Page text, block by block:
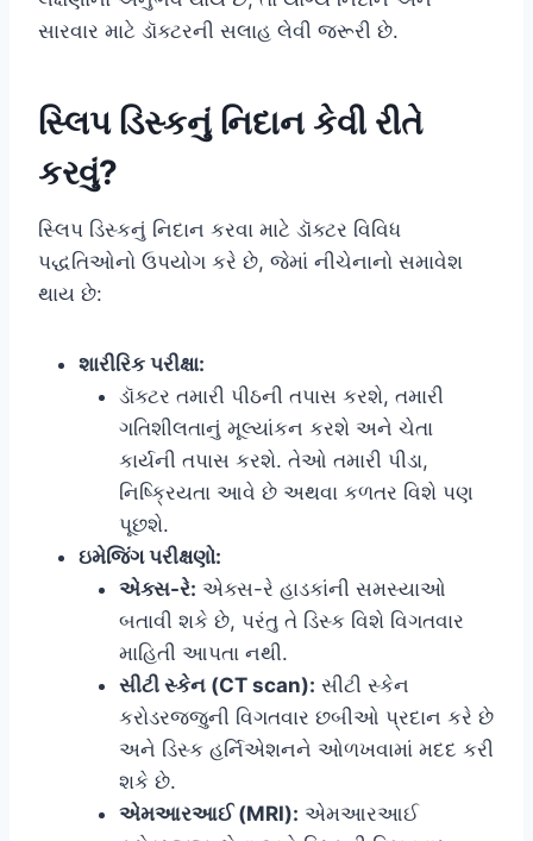
સારવાર માટે ડૉક્ટરની સલાહ લેવી જરૂરી છે.
સ્લિપ ડિસ્કનું નિદાન કેવી રીતે
કરવું?
સ્લિપ ડિસ્કનું નિદાન કરવા માટે ડૉક્ટર વિવિધ
પદ્ધતિઓનો ઉપયોગ કરે છે, જેમાં નીચેનાનો સમાવેશ
થાય છે:
શારીરિક પરીક્ષા:
ડૉક્ટર તમારી પીઠની તપાસ કરશે, તમારી
ગતિશીલતાનું મૂલ્યાંકન કરશે અને ચેતા
કાર્યની તપાસ કરશે. તેઓ તમારી પીડા,
નિષ્ક્રિયતા આવે છે અથવા કળતર વિશે પણ
પૂછશે.
ઇમેજિંગ પરીક્ષણો:
એક્સ-રે: એક્સ-રે હાડકાંની સમસ્યાઓ
બતાવી શકે છે, પરંતુ તે ડિસ્ક વિશે વિગતવાર
માહિતી આપતા નથી.
સીટી સ્કેન (CT scan): સીટી સ્કેન
કરોડરજ્જુની વિગતવાર છબીઓ પ્રદાન કરે છે
અને ડિસ્ક હર્નિએશનને ઓળખવામાં મદદ કરી
શકે છે.
એમઆરઆઈ (MRI): એમઆરઆઈ